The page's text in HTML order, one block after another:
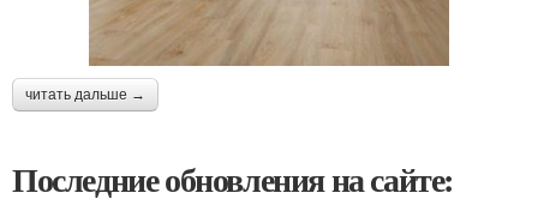
читать дальше →
Последние обновления на сайте: